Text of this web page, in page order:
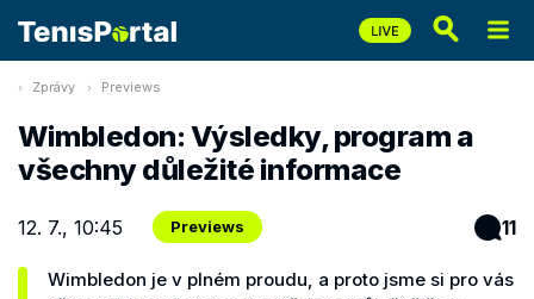
Zprávy Previews
Wimbledon: Výsledky, program a
všechny důležité informace
12. 7., 10:45 Previews 11
Wimbledon je v plném proudu, a proto jsme si pro vás